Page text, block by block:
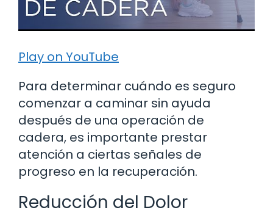
Play on YouTube
Para determinar cuándo es seguro
comenzar a caminar sin ayuda
después de una operación de
cadera, es importante prestar
atención a ciertas señales de
progreso en la recuperación.
Reducción del Dolor